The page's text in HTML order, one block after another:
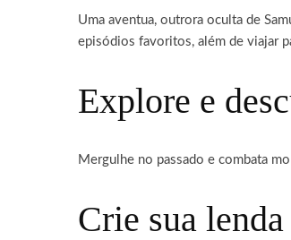
Uma aventua, outrora oculta de
episódios favoritos, além de viajar
Explore e
Mergulhe no passado e combata
Crie sua lenda